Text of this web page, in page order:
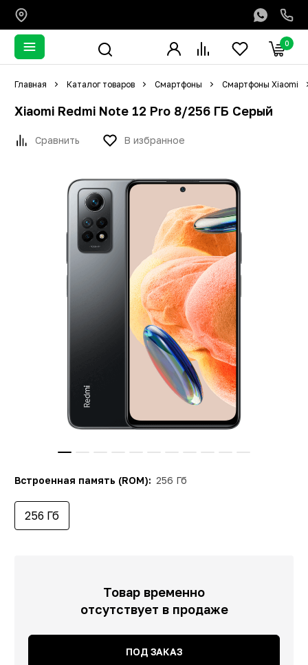
0
Главная Каталог товаров Смартфоны Смартфоны Xiaomi
Xiaomi Redmi Note 12 Pro 8/256 ГБ Серый
Сравнить В избранное
Встроенная память (ROM): 256 Гб
256 Гб
Товар временно
отсутствует в продаже
ПОД ЗАКАЗ